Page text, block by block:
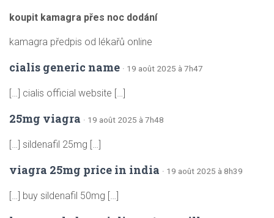
koupit kamagra přes noc dodání
kamagra předpis od lékařů online
cialis generic name · 19 août 2025 à 7h47
[…] cialis official website […]
25mg viagra · 19 août 2025 à 7h48
[…] sildenafil 25mg […]
viagra 25mg price in india · 19 août 2025 à 8h39
[…] buy sildenafil 50mg […]